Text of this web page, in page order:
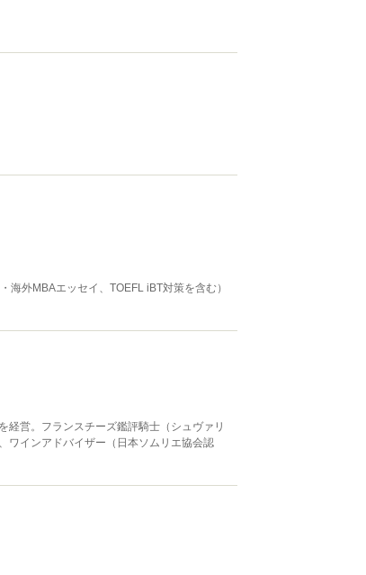
外MBAエッセイ、TOEFL iBT対策を含む）
経営。フランスチーズ鑑評騎士（シュヴァリ
ワインアドバイザー（日本ソムリエ協会認